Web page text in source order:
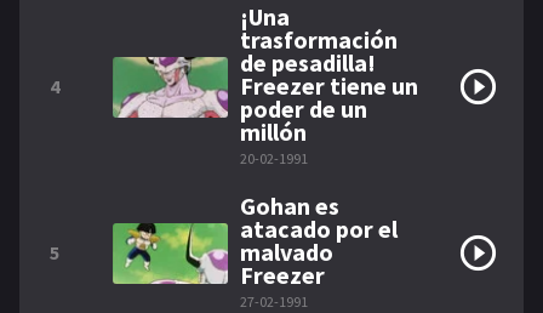
4
¡Una
trasformación
de pesadilla!
Freezer tiene un
poder de un
millón
20-02-1991
5
Gohan es
atacado por el
malvado
Freezer
27-02-1991